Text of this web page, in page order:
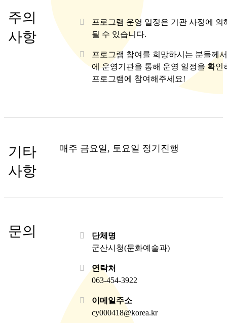
주의
사항
프로그램 운영 일정은 기관 사정에 의
될 수 있습니다.
프로그램 참여를 희망하시는 분들께
에 운영기관을 통해 운영 일정을 확인
프로그램에 참여해주세요!
기타
사항
매주 금요일, 토요일 정기진행
문의
단체명
군산시청(문화예술과)
연락처
063-454-3922
이메일주소
cy000418@korea.kr